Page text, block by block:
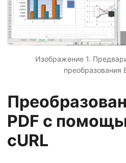
Изображение 1.
преобразования
PDF с
cURL